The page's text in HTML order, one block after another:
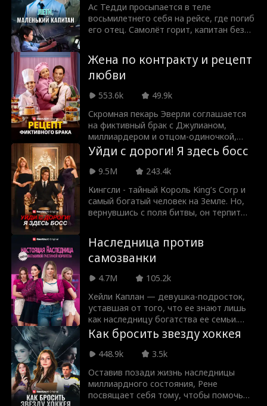
Джонсон просто сильным союзником
или чем-то большим?
Ас Тедди просыпается в теле
восьмилетнего себя на рейсе, где погиб
его отец. Самолёт горит, капитан без
ум в детском теле, чтобы изменить
судьбу и всех спасти, прежде чем
Жена по контракту и рецепт
любви
553.6k
49.9k
Скромная пекарь Эверли соглашается
на фиктивный брак с Джулианом,
миллиардером и отцом-одиночкой,
которому нужна жена для сохранения
опеки над дочерью. Что начинается как
притворный брак, превращается в
своих чувствах, сражаясь с ревнивым
врагом, преследующим бывшим
женихом и безумной бывшей женой,
Уйди с дороги! Я здесь босс
9.5M
243.4k
Кингсли - тайный Король King’s Corp и
самый богатый человек на Земле. Но,
вернувшись с поля битвы, он терпит
ничтожеством и посмешищем. Сможет
ли Король всех людей заставить ее
Наследница против
самозванки
4.7M
105.2k
Хейли Каплан — девушка-подросток,
уставшая от того, что ее знают лишь
как наследницу богатства ее семьи.
Перейдя в обычную государственную
школу Вестерн Хай, она решает скрыть
своё происхождение, чтобы пожить
завести настоящих друзей. Но её планы
рушатся, когда в школу приходит дочь
горничной семьи Каплан, Кэндис Матис.
Как бросить звезду хоккея
448.9k
3.5k
Оставив позади жизнь наследницы
миллиардного состояния, Рене
посвящает себя тому, чтобы помочь